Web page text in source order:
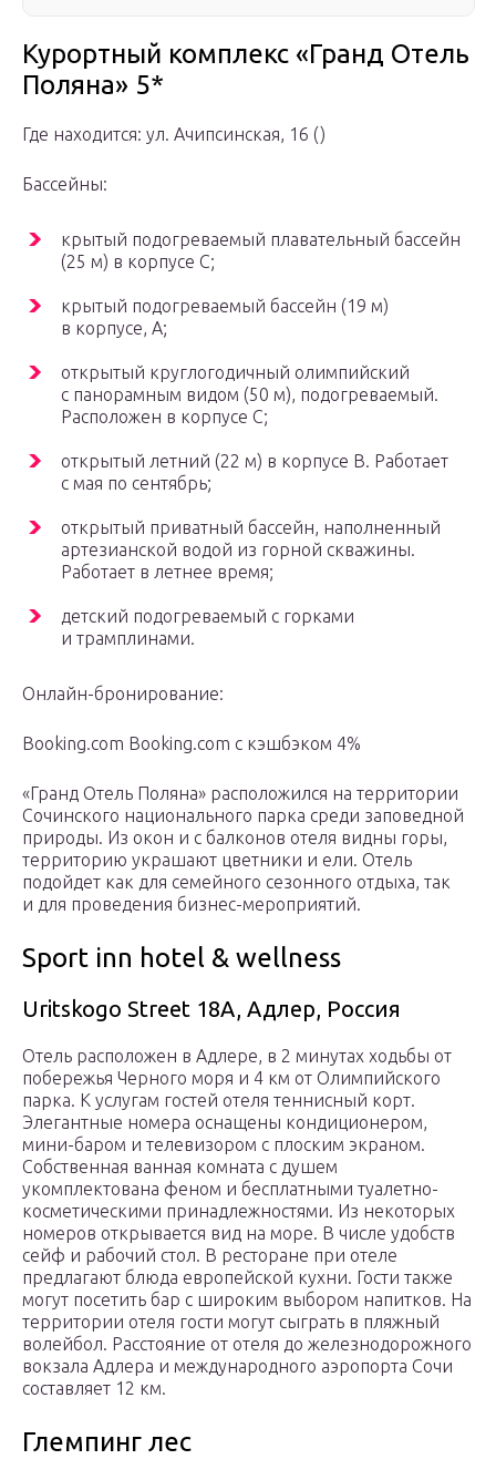
Курортный комплекс «Гранд Отель
Поляна» 5*
Где находится: ул. Ачипсинская, 16 ()
Бассейны:
крытый подогреваемый плавательный бассейн
(25 м) в корпусе С;
крытый подогреваемый бассейн (19 м)
в корпусе, А;
открытый круглогодичный олимпийский
с панорамным видом (50 м), подогреваемый.
Расположен в корпусе С;
открытый летний (22 м) в корпусе В. Работает
с мая по сентябрь;
открытый приватный бассейн, наполненный
артезианской водой из горной скважины.
Работает в летнее время;
детский подогреваемый с горками
и трамплинами.
Онлайн-бронирование:
Booking.com Booking.com с кэшбэком 4%
«Гранд Отель Поляна» расположился на территории
Сочинского национального парка среди заповедной
природы. Из окон и с балконов отеля видны горы,
территорию украшают цветники и ели. Отель
подойдет как для семейного сезонного отдыха, так
и для проведения бизнес-мероприятий.
Sport inn hotel & wellness
Uritskogo Street 18A, Адлер, Россия
Отель расположен в Адлере, в 2 минутах ходьбы от
побережья Черного моря и 4 км от Олимпийского
парка. К услугам гостей отеля теннисный корт.
Элегантные номера оснащены кондиционером,
мини-баром и телевизором с плоским экраном.
Собственная ванная комната с душем
укомплектована феном и бесплатными туалетно-
косметическими принадлежностями. Из некоторых
номеров открывается вид на море. В числе удобств
сейф и рабочий стол. В ресторане при отеле
предлагают блюда европейской кухни. Гости также
могут посетить бар с широким выбором напитков. На
территории отеля гости могут сыграть в пляжный
волейбол. Расстояние от отеля до железнодорожного
вокзала Адлера и международного аэропорта Сочи
составляет 12 км.
Глемпинг лес